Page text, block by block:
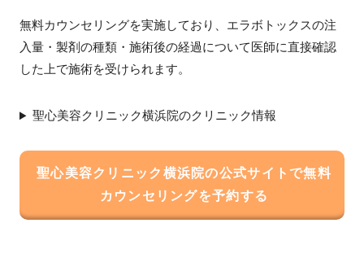
無料カウンセリングを実施しており、エラボトックスの注
入量・製剤の種類・施術後の経過について医師に直接確認
した上で施術を受けられます。
聖心美容クリニック横浜院のクリニック情報
聖心美容クリニック横浜院の公式サイトで無料
カウンセリングを予約する